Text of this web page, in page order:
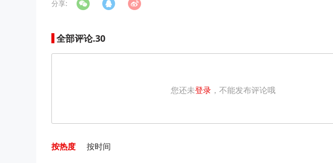
分享:
全部评论.30
您还未登录 ，不能发布评论哦
按热度 按时间